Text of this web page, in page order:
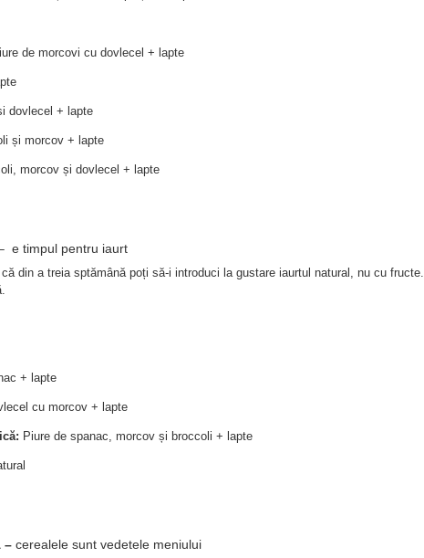
de morcovi cu dovlecel + lapte
dovlecel + lapte
și morcov + lapte
morcov și dovlecel + lapte
e timpul pentru iaurt
din a treia sptămână poți să-i introduci la gustare iaurtul natural, nu cu fructe.
+ lapte
cu morcov + lapte
Piure de spanac, morcov și broccoli + lapte
– cerealele sunt vedetele meniului